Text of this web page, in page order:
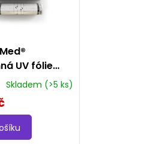
UV fólie
Milky v roli
Skladem (>5 ks)